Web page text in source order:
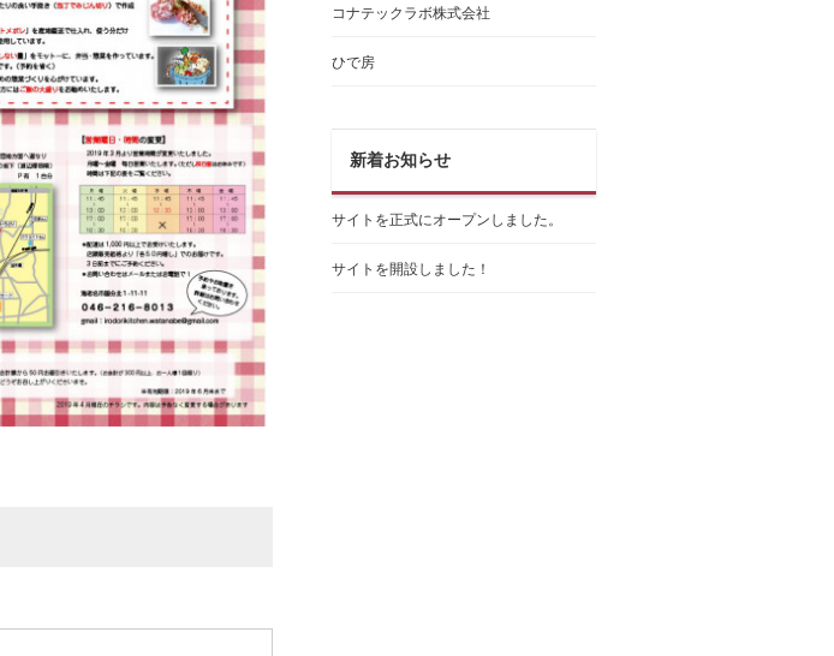
コナテックラボ株式会社
ひで房
新着お知らせ
サイトを正式にオープンしました。
サイトを開設しました！